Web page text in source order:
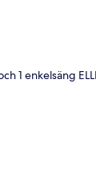
1 enkelsäng